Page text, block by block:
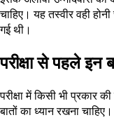
चाहिए। यह तस्वीर वही
गई थी।
परीक्षा से पहले इन
परीक्षा में किसी भी प्रकार
बातों का ध्यान रखना चाहिए।